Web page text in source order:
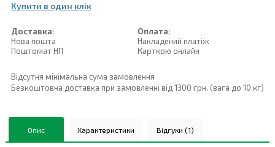
Купити в один клiк
Доставка:
Нова пошта
Поштомат НП
Оплата:
Накладений платiж
Карткою онлайн
Відсутня мінімальна сума замовлення
Безкоштовна доставка при замовленні від 1300 грн. (вага до 10 кг)
Опис Характеристики Відгуки (1)